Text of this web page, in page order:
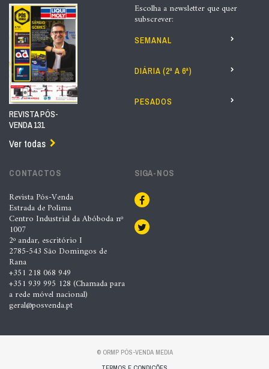
REVISTA PÓS-
VENDA 131
Ver todas
Escolha a newsletter que quer
subscrever:
SEMANAL
DIÁRIA (2ª A 6ª)
PESADOS
CONTACTOS
Revista Pós-Venda
Estrada de Polima
Centro Industrial da Abóboda nº
1007
2º andar, escritório I
2785-543 São Domingos de
Rana
+351 218 068 949
+351 939 995 128 (Chamada para
a rede móvel nacional)
geral@posvenda.pt
SIGA-NOS
© ORMP PÓS-VENDA MEDIA